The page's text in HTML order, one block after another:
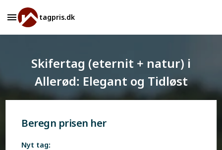
tagpris.dk
Skifertag (eternit + natur) i
Allerød: Elegant og Tidløst
Beregn prisen her
Nyt tag: